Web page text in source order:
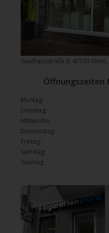
Gasthausstraße 9, 47533
Öffnungszeiten
Montag:
Dienstag:
Mittwochs:
Donnerstag:
Freitag:
Samstag:
Sonntag: